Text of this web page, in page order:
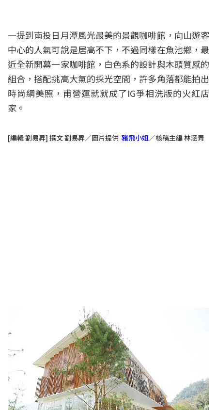
一提到南投日月潭風光最美的景觀咖啡館，向山遊客
中心的人氣可說是居高不下，不過同樣在魚池鄉，最
近全新開幕一家咖啡館，白色系的設計與木頭質感的
組合，搭配挑高大氣的採光空間，許多角落都能拍出
時尚網美照，甫營運就就成了IG爭相洗版的火紅店
家。
[編輯 劉易昇] 撰文 劉易昇／圖片提供 豬飛小姐／核稿主編 林涵青